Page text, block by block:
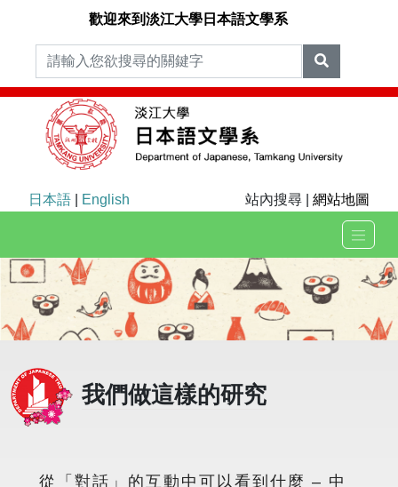
歡迎來到淡江大學日本語文學系
日本語 English 站內搜尋 | 網站地圖
我們做這樣的研究
從「對話」的互動中可以看到什麼 – 中